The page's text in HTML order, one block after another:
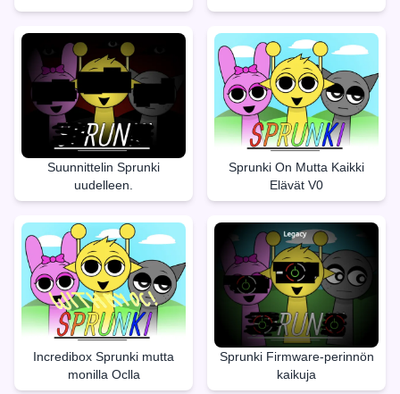
Suunnittelin Sprunki
uudelleen.
Sprunki On Mutta Kaikki
Elävät V0
Incredibox Sprunki mutta
monilla Oclla
Sprunki Firmware-perinnön
kaikuja